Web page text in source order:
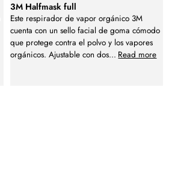
3M Halfmask full
Este respirador de vapor orgánico 3M
cuenta con un sello facial de goma cómodo
que protege contra el polvo y los vapores
orgánicos. Ajustable con dos... Read more